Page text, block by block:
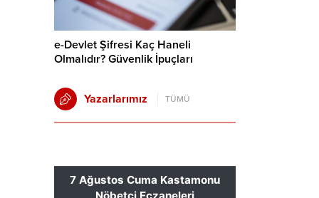
e-Devlet Şifresi Kaç Haneli
Olmalıdır? Güvenlik İpuçları
Yazarlarımız TÜMÜ